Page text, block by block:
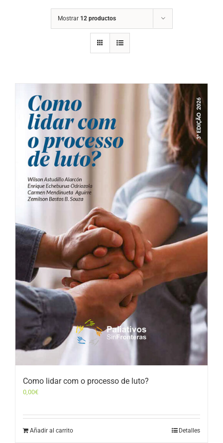
Mostrar 12 productos
Como lidar com o processo de luto?
0,00€
Añadir al carrito Detalles